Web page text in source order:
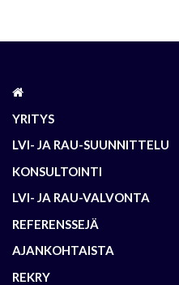
YRITYS
LVI- JA RAU-SUUNNITTELU
KONSULTOINTI
LVI- JA RAU-VALVONTA
REFERENSSEJÄ
AJANKOHTAISTA
REKRY